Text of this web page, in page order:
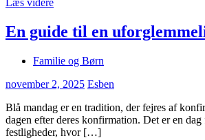
Læs videre
En guide til en
Familie og Børn
november 2, 2025 Esben
Blå mandag er en tradition, der fejres af
dagen efter deres konfirmation. Det er en
festligheder, hvor […]